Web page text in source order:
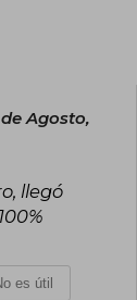
obras más
desarrolla
la ley natural,
revelación.
Doctor
perdura hasta
el principal
que
Agosto,
llegó
es útil